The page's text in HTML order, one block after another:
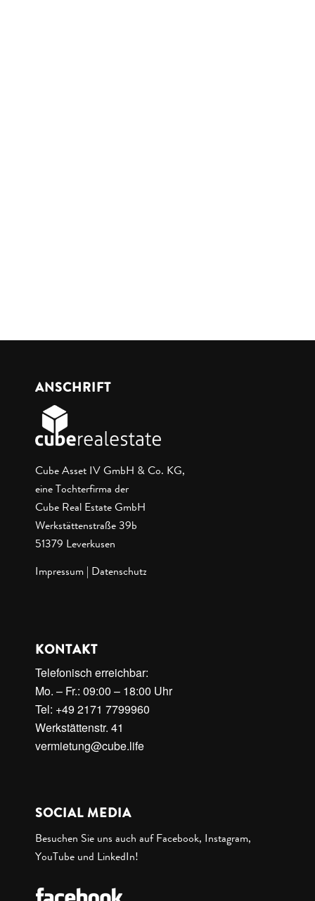
ANSCHRIFT
Cube Asset IV GmbH & Co. KG,
eine Tochterfirma der
Cube Real Estate GmbH
Werkstättenstraße 39b
51379 Leverkusen
Impressum Datenschutz
KONTAKT
Telefonisch erreichbar:
Mo. – Fr.: 09:00 – 18:00 Uhr
Tel: +49 2171 7799960
Werkstättenstr. 41
vermietung@cube.life
SOCIAL MEDIA
Besuchen Sie uns auch auf Facebook, Instagram,
YouTube und LinkedIn!